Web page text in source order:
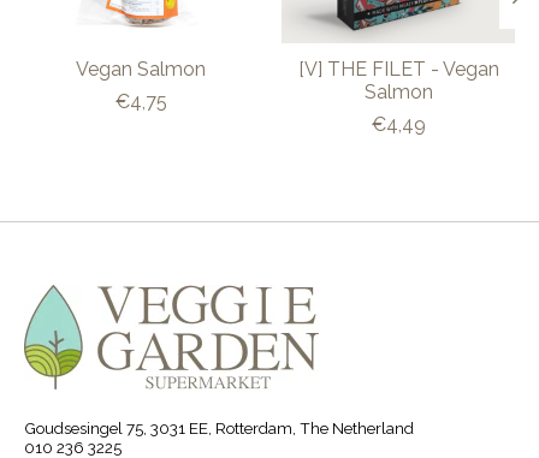
Vegan Salmon
€4,75
[V] THE FILET - Vegan
Salmon
€4,49
Goudsesingel 75, 3031 EE, Rotterdam, The Netherland
010 236 3225